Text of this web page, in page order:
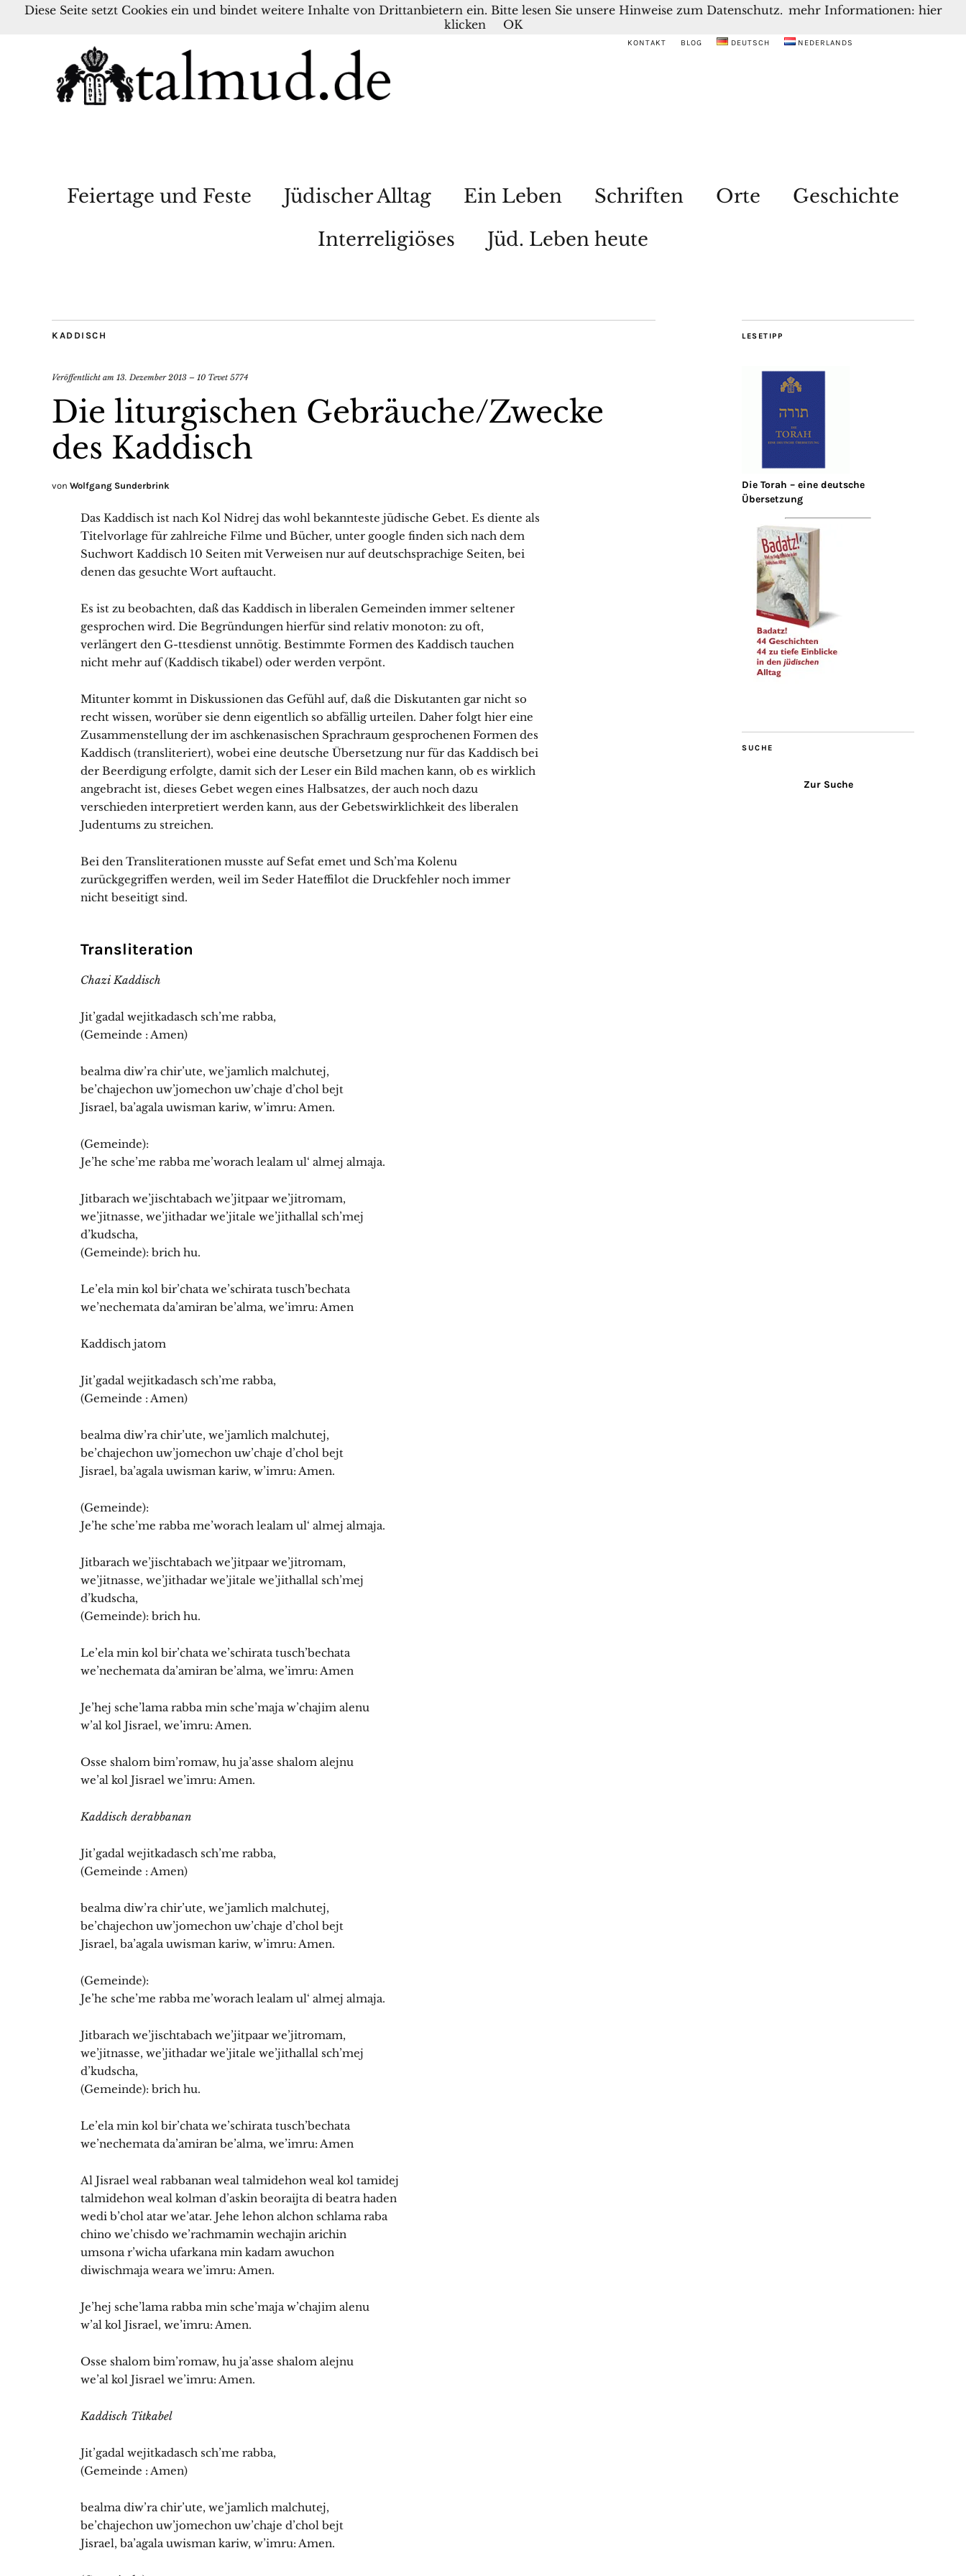
KONTAKT BLOG DEUTSCH NEDERLANDS
Feiertage und Feste Jüdischer Alltag Ein Leben Schriften Orte
Geschichte
Interreligiöses
Jüd. Leben heute
KADDISCH
Veröffentlicht am 13. Dezember 2013 – 10 Tevet 5774
Die liturgischen Gebräuche/Zwecke
des Kaddisch
von Wolfgang Sunderbrink
Das Kaddisch ist nach Kol Nidrej das wohl bekannteste jüdische Gebet. Es diente als
Titelvorlage für zahlreiche Filme und Bücher, unter google finden sich nach dem
Suchwort Kaddisch 10 Seiten mit Verweisen nur auf deutschsprachige Seiten, bei
denen das gesuchte Wort auftaucht.
Es ist zu beobachten, daß das Kaddisch in liberalen Gemeinden immer seltener
gesprochen wird. Die Begründungen hierfür sind relativ monoton: zu oft,
verlängert den G-ttesdienst unnötig. Bestimmte Formen des Kaddisch tauchen
nicht mehr auf (Kaddisch tikabel) oder werden verpönt.
Mitunter kommt in Diskussionen das Gefühl auf, daß die Diskutanten gar nicht so
recht wissen, worüber sie denn eigentlich so abfällig urteilen. Daher folgt hier eine
Zusammenstellung der im aschkenasischen Sprachraum gesprochenen Formen des
Kaddisch (transliteriert), wobei eine deutsche Übersetzung nur für das Kaddisch bei
der Beerdigung erfolgte, damit sich der Leser ein Bild machen kann, ob es wirklich
angebracht ist, dieses Gebet wegen eines Halbsatzes, der auch noch dazu
verschieden interpretiert werden kann, aus der Gebetswirklichkeit des liberalen
Judentums zu streichen.
Bei den Transliterationen musste auf Sefat emet und Sch’ma Kolenu
zurückgegriffen werden, weil im Seder Hateffilot die Druckfehler noch immer
nicht beseitigt sind.
Transliteration
Chazi Kaddisch
Jit’gadal wejitkadasch sch’me rabba,
(Gemeinde : Amen)
bealma diw’ra chir’ute, we’jamlich malchutej,
be’chajechon uw’jomechon uw’chaje d’chol bejt
Jisrael, ba’agala uwisman kariw, w’imru: Amen.
(Gemeinde):
Je’he sche’me rabba me’worach lealam ul‘ almej almaja.
Jitbarach we’jischtabach we’jitpaar we’jitromam,
we’jitnasse, we’jithadar we’jitale we’jithallal sch’mej
d’kudscha,
(Gemeinde): brich hu.
Le’ela min kol bir’chata we’schirata tusch’bechata
we’nechemata da’amiran be’alma, we’imru: Amen
Kaddisch jatom
Jit’gadal wejitkadasch sch’me rabba,
(Gemeinde : Amen)
bealma diw’ra chir’ute, we’jamlich malchutej,
be’chajechon uw’jomechon uw’chaje d’chol bejt
Jisrael, ba’agala uwisman kariw, w’imru: Amen.
(Gemeinde):
Je’he sche’me rabba me’worach lealam ul‘ almej almaja.
Jitbarach we’jischtabach we’jitpaar we’jitromam,
we’jitnasse, we’jithadar we’jitale we’jithallal sch’mej
d’kudscha,
(Gemeinde): brich hu.
Le’ela min kol bir’chata we’schirata tusch’bechata
we’nechemata da’amiran be’alma, we’imru: Amen
Je’hej sche’lama rabba min sche’maja w’chajim alenu
w’al kol Jisrael, we’imru: Amen.
Osse shalom bim’romaw, hu ja’asse shalom alejnu
we’al kol Jisrael we’imru: Amen.
Kaddisch derabbanan
Jit’gadal wejitkadasch sch’me rabba,
(Gemeinde : Amen)
bealma diw’ra chir’ute, we’jamlich malchutej,
be’chajechon uw’jomechon uw’chaje d’chol bejt
Jisrael, ba’agala uwisman kariw, w’imru: Amen.
(Gemeinde):
Je’he sche’me rabba me’worach lealam ul‘ almej almaja.
Jitbarach we’jischtabach we’jitpaar we’jitromam,
we’jitnasse, we’jithadar we’jitale we’jithallal sch’mej
d’kudscha,
(Gemeinde): brich hu.
Le’ela min kol bir’chata we’schirata tusch’bechata
we’nechemata da’amiran be’alma, we’imru: Amen
Al Jisrael weal rabbanan weal talmidehon weal kol tamidej
talmidehon weal kolman d’askin beoraijta di beatra haden
wedi b’chol atar we’atar. Jehe lehon alchon schlama raba
chino we’chisdo we’rachmamin wechajin arichin
umsona r’wicha ufarkana min kadam awuchon
diwischmaja weara we’imru: Amen.
Je’hej sche’lama rabba min sche’maja w’chajim alenu
w’al kol Jisrael, we’imru: Amen.
Osse shalom bim’romaw, hu ja’asse shalom alejnu
we’al kol Jisrael we’imru: Amen.
Kaddisch Titkabel
Jit’gadal wejitkadasch sch’me rabba,
(Gemeinde : Amen)
bealma diw’ra chir’ute, we’jamlich malchutej,
be’chajechon uw’jomechon uw’chaje d’chol bejt
Jisrael, ba’agala uwisman kariw, w’imru: Amen.
LESETIPP
Die Torah – eine deutsche
Übersetzung
SUCHE
Zur Suche
Diese Seite setzt Cookies ein und bindet weitere Inhalte von Drittanbietern ein. Bitte lesen Sie unsere Hinweise zum Datenschutz. mehr Informationen: hier
klicken
OK